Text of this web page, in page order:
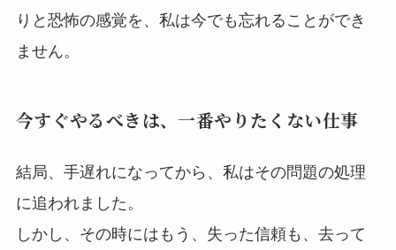
りと恐怖の感覚を、私は今でも忘れることができ
ません。
今すぐやるべきは、一番やりたくない仕事
結局、手遅れになってから、私はその問題の処理
に追われました。
しかし、その時にはもう、失った信頼も、去って